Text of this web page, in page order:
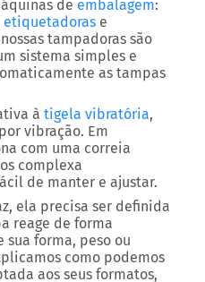
de embalagem:
etiquetadoras e
tampadoras são
sistema simples e
as tampas
à tigela vibratória,
vibração. Em
com uma correia
complexa
de manter e ajustar.
ela precisa ser definida
reage de forma
forma, peso ou
como podemos
aos seus formatos,